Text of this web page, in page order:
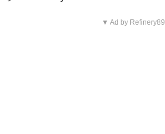
▼ Ad by Refinery89